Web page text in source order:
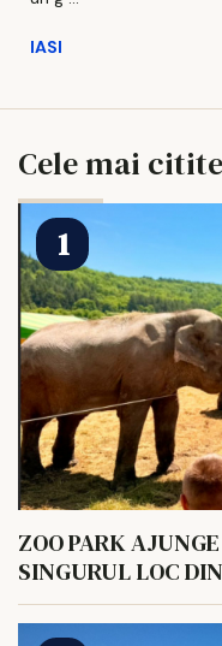
IASI
Cele mai
ZOO PARK
SINGURUL LOC
HRANI UN